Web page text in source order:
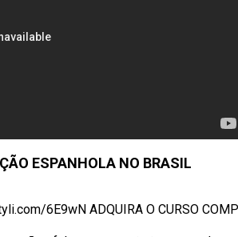
ESPANHOLA NO BRASIL
6E9wN ADQUIRA O CURSO